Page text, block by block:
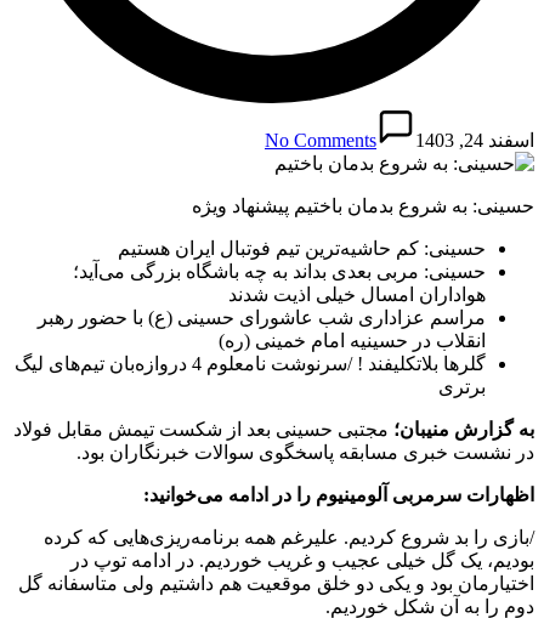
اسفند 24, 1403 No Comments
حسینی: به شروع بدمان باختیم پیشنهاد ویژه
حسینی: کم حاشیه‌ترین تیم فوتبال ایران هستیم
حسینی: مربی بعدی بداند به چه باشگاه بزرگی می‌آید؛
هواداران امسال خیلی اذیت شدند
مراسم عزاداری شب عاشورای حسینی (ع) با حضور رهبر
انقلاب در حسینیه امام خمینی (ره)
گلرها بلاتکلیفند ! /سرنوشت نامعلوم 4 دروازه‌بان تیم‌های لیگ
برتری
به گزارش منیبان؛ مجتبی حسینی بعد از شکست تیمش مقابل فولاد
در نشست خبری مسابقه پاسخگوی سوالات خبرنگاران بود.
اظهارات سرمربی آلومینیوم را در ادامه می‌خوانید:
/بازی را بد شروع کردیم. علیرغم همه برنامه‌ریزی‌هایی که کرده
بودیم، یک گل خیلی عجیب و غریب خوردیم. در ادامه توپ در
اختیارمان بود و یکی دو خلق موقعیت هم داشتیم ولی متاسفانه گل
دوم را به آن شکل خوردیم.